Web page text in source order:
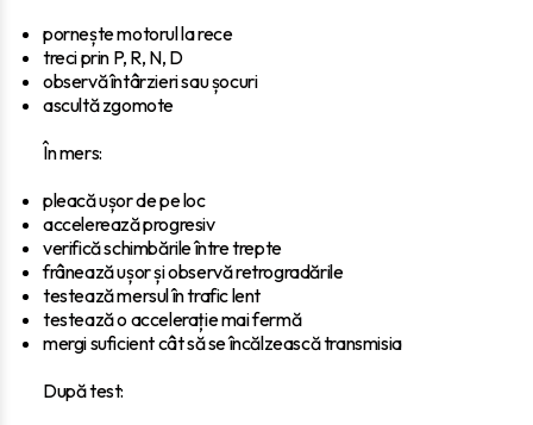
pornește motorul la rece
treci prin P, R, N, D
observă întârzieri sau șocuri
ascultă zgomote
În mers:
pleacă ușor de pe loc
accelerează progresiv
verifică schimbările între trepte
frânează ușor și observă retrogradările
testează mersul în trafic lent
testează o accelerație mai fermă
mergi suficient cât să se încălzească transmisia
După test: